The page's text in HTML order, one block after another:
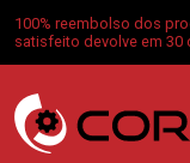
100% reembolso dos
satisfeito devolve em 30